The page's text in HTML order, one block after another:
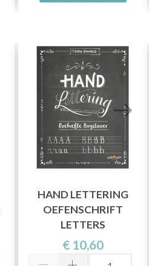
HAND LETTERING
OEFENSCHRIFT
LETTERS
€ 10,60